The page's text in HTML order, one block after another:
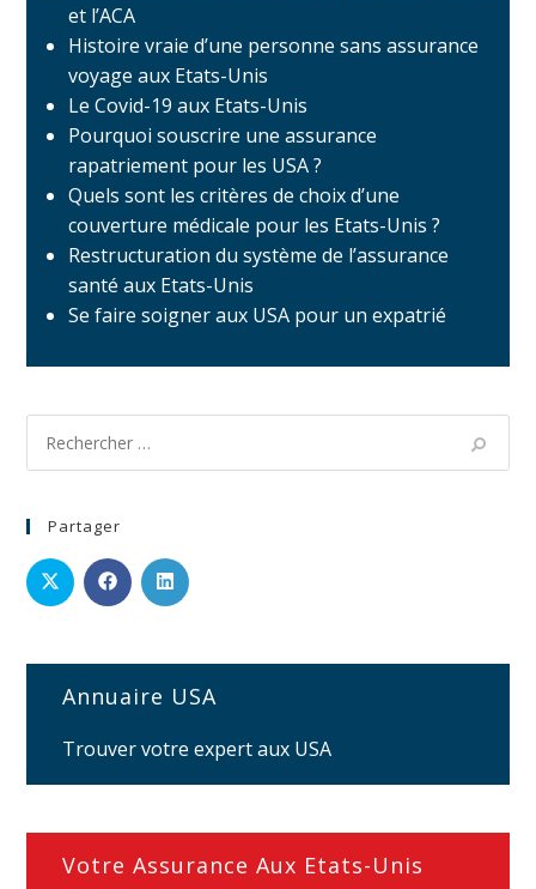
et l’ACA
Histoire vraie d’une personne sans assurance
voyage aux Etats-Unis
Le Covid-19 aux Etats-Unis
Pourquoi souscrire une assurance
rapatriement pour les USA ?
Quels sont les critères de choix d’une
couverture médicale pour les Etats-Unis ?
Restructuration du système de l’assurance
santé aux Etats-Unis
Se faire soigner aux USA pour un expatrié
Partager
Annuaire USA
Trouver votre expert aux USA
Votre Assurance Aux Etats-Unis